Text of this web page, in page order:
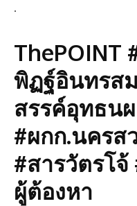
.
ThePOINT
พิฏฐ์อินทรส
สรรค์อุทธน
#ผกก.นครส
#สารวัตรโ
ผู้ต้องหา